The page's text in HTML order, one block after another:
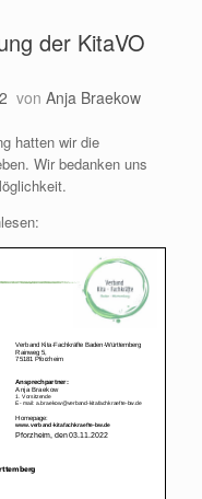
der KitaVO
von Anja Braekow
hatten wir die
Wir bedanken uns